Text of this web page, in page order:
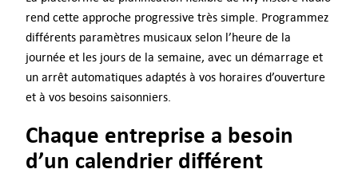
rend cette approche progressive très simple. Programmez
différents paramètres musicaux selon l’heure de la
journée et les jours de la semaine, avec un démarrage et
un arrêt automatiques adaptés à vos horaires d’ouverture
et à vos besoins saisonniers.
Chaque entreprise a besoin
d’un calendrier différent